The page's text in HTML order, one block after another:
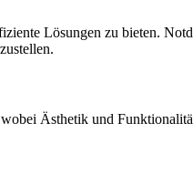
Lösungen zu bieten.
Ästhetik und